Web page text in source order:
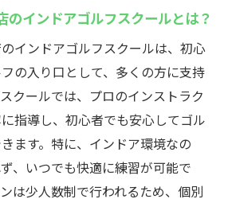
かり固めるためのカリキュラム
初に学ぶべきスキルとは
得られる学びの深さ
ーのバリエーションを紹介
がるゴルフの基礎知識
しさを引き出す工夫
のインドアゴルフスクールとは？
インドアゴルフスクールは、初心
の入り口として、多くの方に支持
クールでは、プロのインストラク
指導し、初心者でも安心してゴル
ます。特に、インドア環境なの
、いつでも快適に練習が可能で
は少人数制で行われるため、個別